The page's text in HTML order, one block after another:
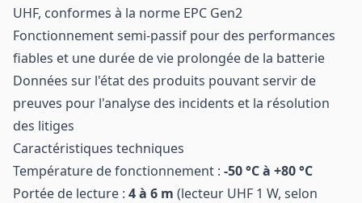
UHF, conformes à la norme EPC Gen2
Fonctionnement semi-passif pour des performances
fiables et une durée de vie prolongée de la batterie
Données sur l'état des produits pouvant servir de
preuves pour l'analyse des incidents et la résolution
des litiges
Caractéristiques techniques
Température de fonctionnement : -50 °C à +80 °C
Portée de lecture : 4 à 6 m (lecteur UHF 1 W, selon